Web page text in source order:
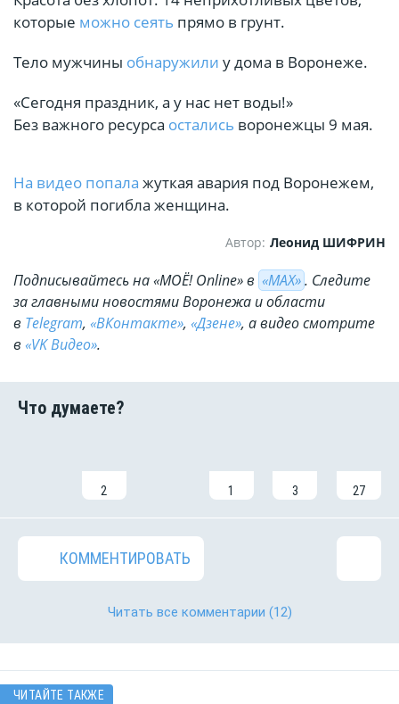
которые можно сеять прямо в грунт.
Тело мужчины обнаружили у дома в Воронеже.
«Сегодня праздник, а у нас нет воды!»
Без важного ресурса остались воронежцы 9 мая.
На видео попала жуткая авария под Воронежем,
в которой погибла женщина.
Автор: Леонид ШИФРИН
Подписывайтесь на «МОЁ! Online» в «МАХ». Cледите
за главными новостями Воронежа и области
в Telegram, «ВКонтакте», «Дзене», а видео смотрите
в «VK Видео».
2 1 3 27
КОММЕНТИРОВАТЬ
Читать все комментарии (12)
ЧИТАЙТЕ ТАКЖЕ